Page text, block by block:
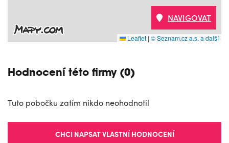
Leaflet | © Seznam.cz a.s. a další
NAVIGOVAT
Hodnocení této firmy (0)
Tuto pobočku zatím nikdo neohodnotil
CHCI NAPSAT VLASTNÍ HODNOCENÍ